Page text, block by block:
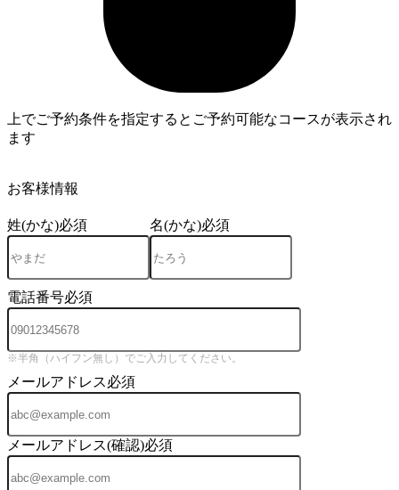
上でご予約条件を指定するとご予約可能なコースが表示され
ます
お客様情報
姓(かな)必須 名(かな)必須
電話番号必須
※半角（ハイフン無し）でご入力してください。
メールアドレス必須
メールアドレス(確認)必須